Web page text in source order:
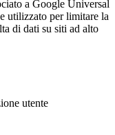
a Google Universal
utilizzato per limitare la
di dati su siti ad alto
utente